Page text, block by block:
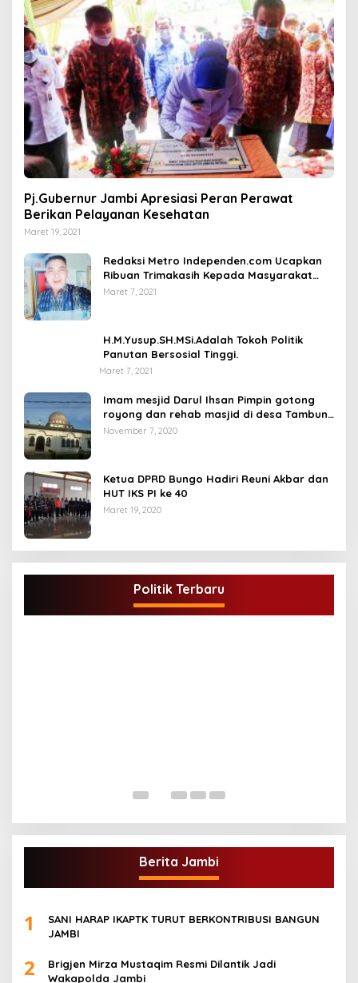
Pj.Gubernur Jambi Apresiasi Peran Perawat
Berikan Pelayanan Kesehatan
Maret 19, 2021
Redaksi Metro Independen.com Ucapkan
Ribuan Trimakasih Kepada Masyarakat
Pengunjung Dan Pembaca.
Maret 7, 2021
H.M.Yusup.SH.MSi.Adalah Tokoh Politik
Panutan Bersosial Tinggi.
Maret 7, 2021
Imam mesjid Darul Ihsan Pimpin gotong
royong dan rehab masjid di desa Tambun
Arang Kecamatan Sumay, kabupaten tebo
November 7, 2020
Ketua DPRD Bungo Hadiri Reuni Akbar dan
HUT IKS PI ke 40
Maret 19, 2020
Politik Terbaru
DPD Partai Golkar,Muscam Ke-X Dalam
Rangka Pemilihan Ketua PK.
Juli 5, 2021
Berita Jambi
1
SANI HARAP IKAPTK TURUT BERKONTRIBUSI BANGUN
JAMBI
2
Brigjen Mirza Mustaqim Resmi Dilantik Jadi
Wakapolda Jambi